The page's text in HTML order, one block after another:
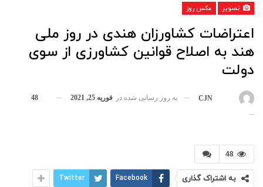
تصویر عکس روز
اعتراضات کشاورزان هندی در روز ملی
هند به اصلاح قوانین کشاورزی از سوی
دولت
CJN به روز رسانی شده در فوریه 25, 2021 48
48
به اشتراک گذاری Facebook
Twitter